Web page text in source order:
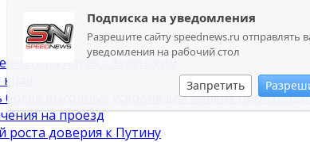
Подписка на уведомления
Разрешите сайту speednews.ru отправлять
уведомления на рабочий стол
Запретить
Алтая с Зеленским
выгодные условия для мелких
на проезд
роста доверия к Путину